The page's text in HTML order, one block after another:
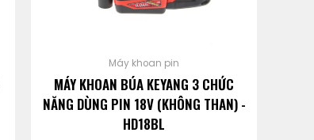
Máy khoan pin
MÁY KHOAN BÚA KEYANG 3 CHỨC
NĂNG DÙNG PIN 18V (KHÔNG THAN) -
HD18BL